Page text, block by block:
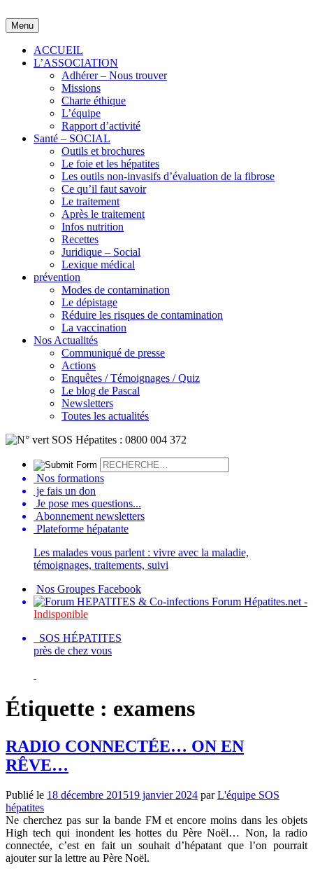
to
content
Menu
ACCUEIL
L’ASSOCIATION
Adhérer – Nous trouver
Missions
Charte éthique
L’équipe
Rapport d’activité
Santé – SOCIAL
Outils et brochures
Le foie et les hépatites
Les outils non-invasifs d’évaluation de la fibrose
Ce qu’il faut savoir
Le traitement
Après le traitement
Infos nutrition
Recettes
Juridique – Social
Lexique médical
prévention
Modes de contamination
Le dépistage
Réduire les risques de contamination
La vaccination
Nos Actualités
Communiqué de presse
Actions
Enquêtes / Témoignages / Quiz
Le blog de Pascal
Newsletters
Toutes les actualités
Nos formations
je fais un don
Je pose mes questions...
Abonnement newsletters
Plateforme hépatante
Les malades vous parlent : vivre avec la maladie,
témoignages, traitements, suivi
Nos Groupes Facebook
Forum Hépatites.net -
Indisponible
SOS HÉPATITES
près de chez vous
Étiquette : examens
RADIO CONNECTÉE… ON EN
RȆVE…
Publié le 18 décembre 201519 janvier 2024 parL'équipe SOS
hépatites
Ne cherchez pas sur la bande FM et encore moins dans les objets
High tech qui inondent les hottes du Père Noël… Non, la radio
connectée, c’est en fait un souhait d’hépatant que l’on pourrait
ajouter sur la lettre au Père Noël.